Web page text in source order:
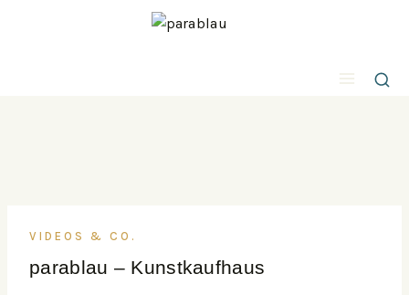
VIDEOS & CO.
parablau – Kunstkaufhaus